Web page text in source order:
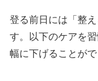
登る前日には「整
す。以下のケアを
幅に下げることがで